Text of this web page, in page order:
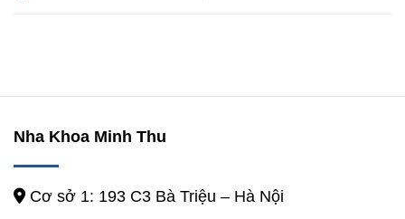
Nha Khoa Minh Thu
Cơ sở 1: 193 C3 Bà Triệu – Hà Nội